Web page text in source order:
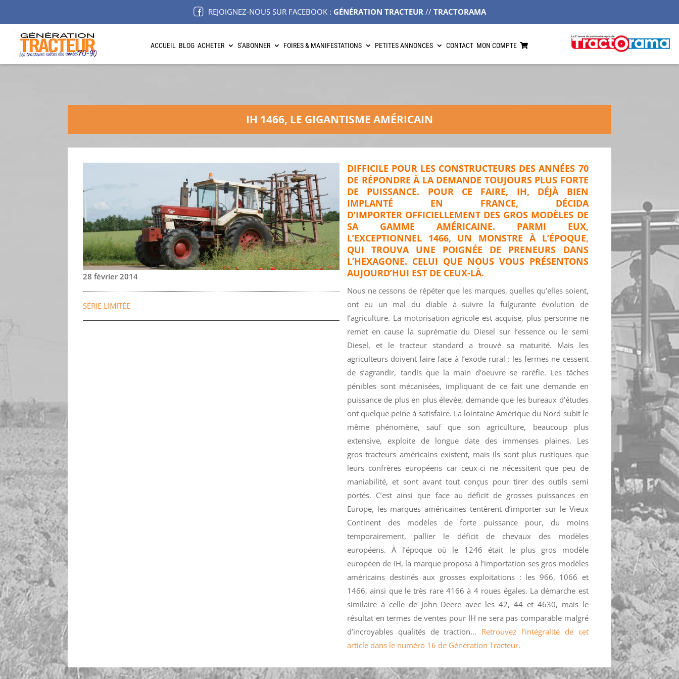
REJOIGNEZ-NOUS SUR FACEBOOK : GÉNÉRATION TRACTEUR// TRACTORAMA
ACCUEIL BLOG ACHETER S’ABONNER FOIRES & MANIFESTATIONS PETITES ANNONCES CONTACT MON COMPTE
IH 1466, LE GIGANTISME AMÉRICAIN
28 février 2014
SÉRIE LIMITÉE
DIFFICILE POUR LES CONSTRUCTEURS DES ANNÉES 70
DE RÉPONDRE À LA DEMANDE TOUJOURS PLUS FORTE
DE PUISSANCE. POUR CE FAIRE, IH, DÉJÀ BIEN
IMPLANTÉ EN FRANCE, DÉCIDA
D’IMPORTER OFFICIELLEMENT DES GROS MODÈLES DE
SA GAMME AMÉRICAINE. PARMI EUX,
L’EXCEPTIONNEL 1466, UN MONSTRE À L’ÉPOQUE,
QUI TROUVA UNE POIGNÉE DE PRENEURS DANS
L’HEXAGONE. CELUI QUE NOUS VOUS PRÉSENTONS
AUJOURD’HUI EST DE CEUX-LÀ.
Nous ne cessons de répéter que les marques, quelles qu’elles soient,
ont eu un mal du diable à suivre la fulgurante évolution de
l’agriculture. La motorisation agricole est acquise, plus personne ne
remet en cause la suprématie du Diesel sur l’essence ou le semi
Diesel, et le tracteur standard a trouvé sa maturité. Mais les
agriculteurs doivent faire face à l’exode rural : les fermes ne cessent
de s’agrandir, tandis que la main d’oeuvre se raréfie. Les tâches
pénibles sont mécanisées, impliquant de ce fait une demande en
puissance de plus en plus élevée, demande que les bureaux d’études
ont quelque peine à satisfaire. La lointaine Amérique du Nord subit le
même phénomène, sauf que son agriculture, beaucoup plus
extensive, exploite de longue date des immenses plaines. Les
gros tracteurs américains existent, mais ils sont plus rustiques que
leurs confrères européens car ceux-ci ne nécessitent que peu de
maniabilité, et sont avant tout conçus pour tirer des outils semi
portés. C’est ainsi que face au déficit de grosses puissances en
Europe, les marques américaines tentèrent d’importer sur le Vieux
Continent des modèles de forte puissance pour, du moins
temporairement, pallier le déficit de chevaux des modèles
européens. À l’époque où le 1246 était le plus gros modèle
européen de IH, la marque proposa à l’importation ses gros modèles
américains destinés aux grosses exploitations : les 966, 1066 et
1466, ainsi que le très rare 4166 à 4 roues égales. La démarche est
similaire à celle de John Deere avec les 42, 44 et 4630, mais le
résultat en termes de ventes pour IH ne sera pas comparable malgré
d’incroyables qualités de traction… Retrouvez l’intégralité de cet
article dans le numéro 16 de Génération Tracteur.